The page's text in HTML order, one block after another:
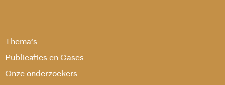
Thema’s
Publicaties en Cases
Onze onderzoekers